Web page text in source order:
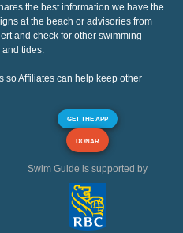
the best information we have the
at the beach or advisories from
and check for other swimming
tides.
so Affiliates can help keep other
GET THE APP
DONAR
Swim Guide is supported by